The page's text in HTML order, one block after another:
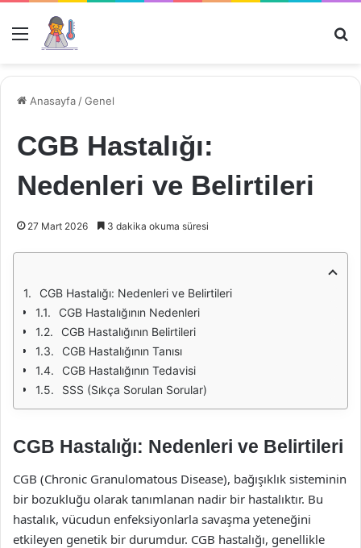
Menü
Anasayfa /Genel
CGB Hastalığı:
Nedenleri ve Belirtileri
27 Mart 2026 3 dakika okuma süresi
CGB Hastalığı: Nedenleri ve Belirtileri
CGB Hastalığının Nedenleri
CGB Hastalığının Belirtileri
CGB Hastalığının Tanısı
CGB Hastalığının Tedavisi
SSS (Sıkça Sorulan Sorular)
CGB Hastalığı: Nedenleri ve Belirtileri
CGB (Chronic Granulomatous Disease), bağışıklık sisteminin
bir bozukluğu olarak tanımlanan nadir bir hastalıktır. Bu
hastalık, vücudun enfeksiyonlarla savaşma yeteneğini
etkileyen genetik bir durumdur. CGB hastalığı, genellikle